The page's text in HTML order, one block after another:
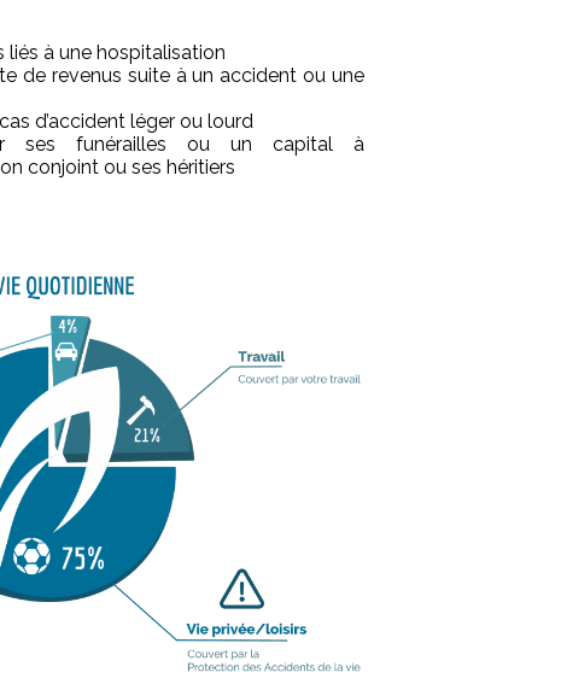
liés à une hospitalisation
de revenus suite à un accident ou une
d’accident léger ou lourd
ses funérailles ou un capital à
conjoint ou ses héritiers